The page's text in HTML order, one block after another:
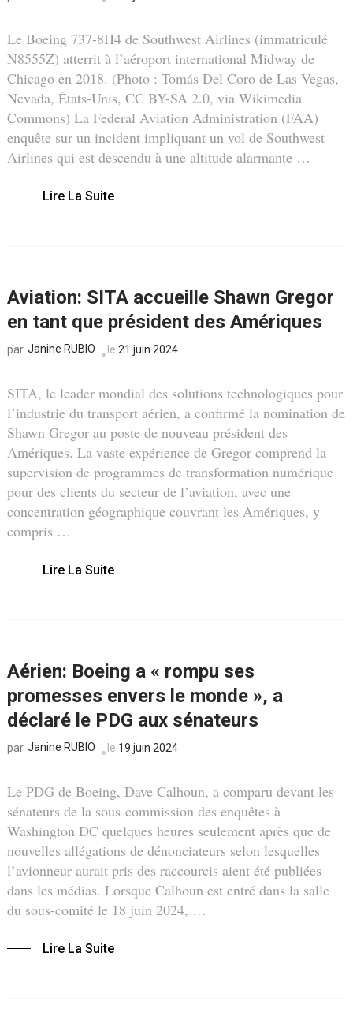
Le Boeing 737-8H4 de Southwest Airlines (immatriculé
N8555Z) atterrit à l’aéroport international Midway de
Chicago en 2018. (Photo : Tomás Del Coro de Las Vegas,
Nevada, États-Unis, CC BY-SA 2.0, via Wikimedia
Commons) La Federal Aviation Administration (FAA)
enquête sur un incident impliquant un vol de Southwest
Airlines qui est descendu à une altitude alarmante …
Lire La Suite
Aviation: SITA accueille Shawn Gregor
en tant que président des Amériques
par Janine RUBIO le 21 juin 2024
SITA, le leader mondial des solutions technologiques pour
l’industrie du transport aérien, a confirmé la nomination de
Shawn Gregor au poste de nouveau président des
Amériques. La vaste expérience de Gregor comprend la
supervision de programmes de transformation numérique
pour des clients du secteur de l’aviation, avec une
concentration géographique couvrant les Amériques, y
compris …
Lire La Suite
Aérien: Boeing a « rompu ses
promesses envers le monde », a
déclaré le PDG aux sénateurs
par Janine RUBIO le 19 juin 2024
Le PDG de Boeing, Dave Calhoun, a comparu devant les
sénateurs de la sous-commission des enquêtes à
Washington DC quelques heures seulement après que de
nouvelles allégations de dénonciateurs selon lesquelles
l’avionneur aurait pris des raccourcis aient été publiées
dans les médias. Lorsque Calhoun est entré dans la salle
du sous-comité le 18 juin 2024, …
Lire La Suite